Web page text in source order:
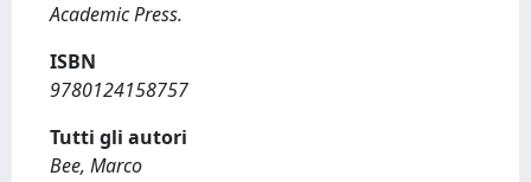
Academic Press.
ISBN
9780124158757
Tutti gli autori
Bee, Marco